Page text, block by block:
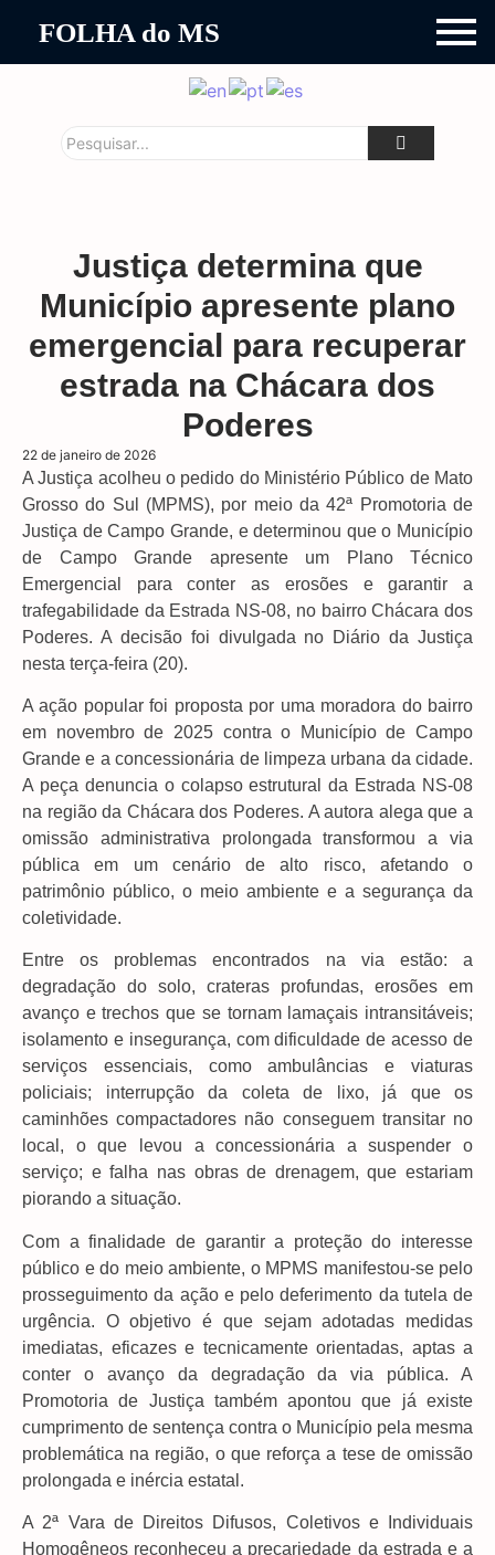
FOLHA do MS
Justiça determina que
Município apresente plano
emergencial para recuperar
estrada na Chácara dos
Poderes
22 de janeiro de 2026
A Justiça acolheu o pedido do Ministério Público de Mato
Grosso do Sul (MPMS), por meio da 42ª Promotoria de
Justiça de Campo Grande, e determinou que o Município
de Campo Grande apresente um Plano Técnico
Emergencial para conter as erosões e garantir a
trafegabilidade da Estrada NS-08, no bairro Chácara dos
Poderes. A decisão foi divulgada no Diário da Justiça
nesta terça-feira (20).
A ação popular foi proposta por uma moradora do bairro
em novembro de 2025 contra o Município de Campo
Grande e a concessionária de limpeza urbana da cidade.
A peça denuncia o colapso estrutural da Estrada NS-08
na região da Chácara dos Poderes. A autora alega que a
omissão administrativa prolongada transformou a via
pública em um cenário de alto risco, afetando o
patrimônio público, o meio ambiente e a segurança da
coletividade.
Entre os problemas encontrados na via estão: a
degradação do solo, crateras profundas, erosões em
avanço e trechos que se tornam lamaçais intransitáveis;
isolamento e insegurança, com dificuldade de acesso de
serviços essenciais, como ambulâncias e viaturas
policiais; interrupção da coleta de lixo, já que os
caminhões compactadores não conseguem transitar no
local, o que levou a concessionária a suspender o
serviço; e falha nas obras de drenagem, que estariam
piorando a situação.
Com a finalidade de garantir a proteção do interesse
público e do meio ambiente, o MPMS manifestou-se pelo
prosseguimento da ação e pelo deferimento da tutela de
urgência. O objetivo é que sejam adotadas medidas
imediatas, eficazes e tecnicamente orientadas, aptas a
conter o avanço da degradação da via pública. A
Promotoria de Justiça também apontou que já existe
cumprimento de sentença contra o Município pela mesma
problemática na região, o que reforça a tese de omissão
prolongada e inércia estatal.
A 2ª Vara de Direitos Difusos, Coletivos e Individuais
Homogêneos reconheceu a precariedade da estrada e a